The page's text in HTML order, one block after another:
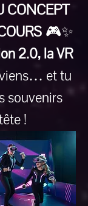
CONCEPT
🎮✨
2.0, la VR
et tu
souvenirs
!